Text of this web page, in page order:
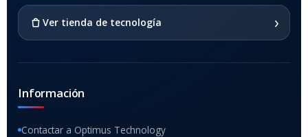
Ver tienda de tecnología ›
Información
Contactar a Optimus Technology